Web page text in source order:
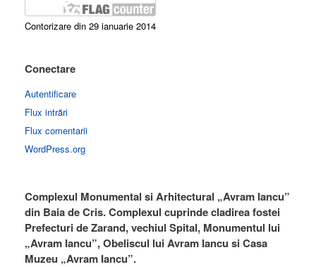
Contorizare din 29 ianuarie 2014
Conectare
Autentificare
Flux intrări
Flux comentarii
WordPress.org
Complexul Monumental si Arhitectural „Avram Iancu”
din Baia de Cris. Complexul cuprinde cladirea fostei
Prefecturi de Zarand, vechiul Spital, Monumentul lui
„Avram Iancu”, Obeliscul lui Avram Iancu si Casa
Muzeu „Avram Iancu”.